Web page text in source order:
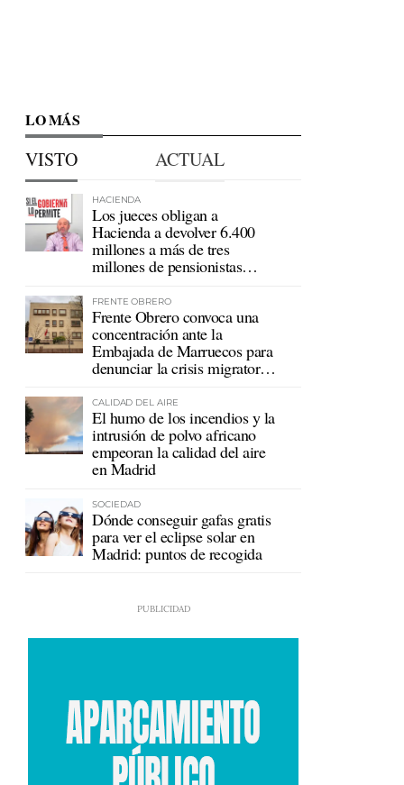
LO MÁS
VISTO ACTUAL
HACIENDA
Los jueces obligan a
Hacienda a devolver 6.400
millones a más de tres
millones de pensionistas
FRENTE OBRERO
Frente Obrero convoca una
concentración ante la
Embajada de Marruecos para
denunciar la crisis migratoria
CALIDAD DEL AIRE
El humo de los incendios y la
intrusión de polvo africano
empeoran la calidad del aire
en Madrid
SOCIEDAD
Dónde conseguir gafas gratis
para ver el eclipse solar en
Madrid: puntos de recogida